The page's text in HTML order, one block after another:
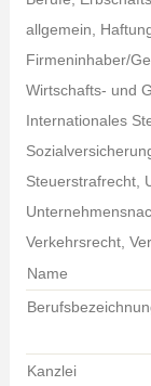
allgemein,
Firmeninhaber/
Wirtschafts- und
Internationales
Steuerstrafrecht,
Verkehrsrecht,
Name
Kanzlei